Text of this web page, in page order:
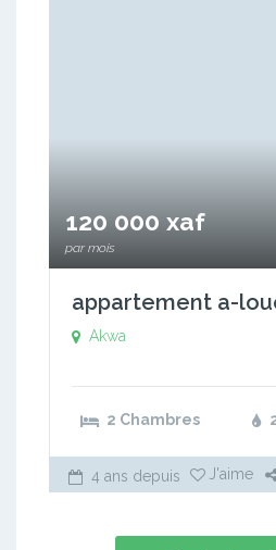
120 000 xaf
par mois
appartement a-
Akwa
2 Chambres
4 ans depuis J'aime